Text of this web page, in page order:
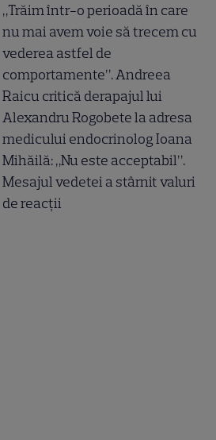
„Trăim într-o perioadă în care
nu mai avem voie să trecem cu
vederea astfel de
comportamente”. Andreea
Raicu critică derapajul lui
Alexandru Rogobete la adresa
medicului endocrinolog Ioana
Mihăilă: „Nu este acceptabil”.
Mesajul vedetei a stârnit valuri
de reacții